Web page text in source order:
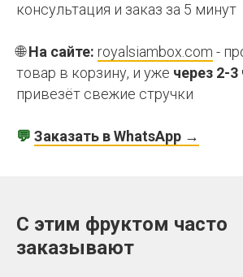
консультация и заказ за 5 минут
🌐На сайте: royalsiambox.com -
товар в корзину, и уже через 2-3
привезёт свежие стручки
💬 Заказать в WhatsApp →
С этим фруктом часто
заказывают